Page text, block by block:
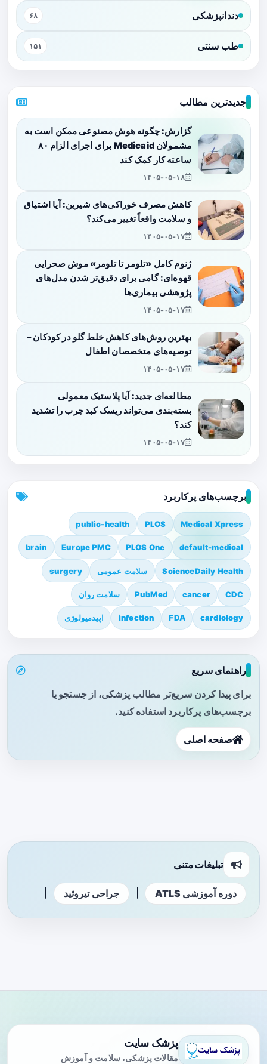
دندانپزشکی ۶۸
طب سنتی ۱۵۱
جدیدترین مطالب
گزارش: چگونه هوش مصنوعی ممکن است به
مشمولان Medicaid برای اجرای الزام ۸۰
ساعته کار کمک کند
۱۴۰۵-۰۵-۱۸
کاهش مصرف خوراکی‌های شیرین: آیا اشتیاق
و سلامت واقعاً تغییر می‌کند؟
۱۴۰۵-۰۵-۱۷
ژنوم کامل «تلومر تا تلومر» موش صحرایی
قهوه‌ای: گامی برای دقیق‌تر شدن مدل‌های
پژوهشی بیماری‌ها
۱۴۰۵-۰۵-۱۷
بهترین روش‌های کاهش خلط گلو در کودکان –
توصیه‌های متخصصان اطفال
۱۴۰۵-۰۵-۱۷
مطالعه‌ای جدید: آیا پلاستیک معمولی
بسته‌بندی می‌تواند ریسک کبد چرب را تشدید
کند؟
۱۴۰۵-۰۵-۱۷
برچسب‌های پرکاربرد
Medical Xpress
PLOS
public-health
default-medical
PLOS One
Europe PMC
brain
ScienceDaily Health سلامت عمومی surgery
CDC
cancer
PubMed سلامت روان
cardiology
FDA
infection اپیدمیولوژی
راهنمای سریع
برای پیدا کردن سریع‌تر مطالب پزشکی، از جستجو یا
برچسب‌های پرکاربرد استفاده کنید.
صفحه اصلی
تبلیغات متنی
دوره آموزشی ATLS جراحی تیروئید
پزشک سایت
مقالات پزشکی، سلامت و آموزش